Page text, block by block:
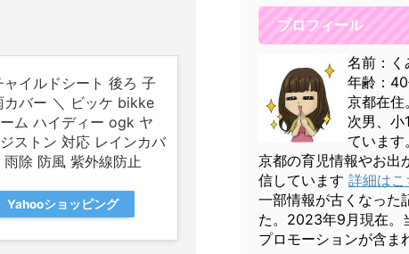
イルドシート 後ろ 子
カバー ＼ ビッケ bikke
ム ハイディー ogk ヤ
ストン 対応 レインカバ
除 防風 紫外線防止
Yahooショッピング
プロフィール
名前：く
年齢：
京都在
次男、小
ています。
京都の育児情報やお出
信しています 詳細はこ
一部情報が古くなった
た。2023年9月現在。
プロモーションが含ま